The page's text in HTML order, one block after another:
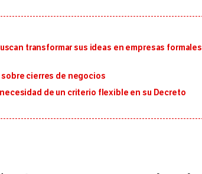
transformar sus ideas en empresas formales
cierres de negocios
de un criterio flexible en su Decreto